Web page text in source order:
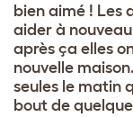
bien aimé ! Les
aider à
après ça elles
nouvelle
seules le matin
bout de